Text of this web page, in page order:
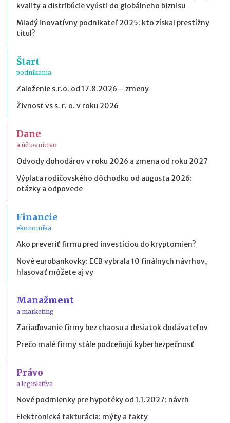
kvality a distribúcie vyústi do globálneho biznisu
Mladý inovatívny podnikateľ 2025: kto získal prestížny
titul?
Štart
podnikania
Založenie s.r.o. od 17.8.2026 – zmeny
Živnosť vs s. r. o. v roku 2026
Dane
a účtovníctvo
Odvody dohodárov v roku 2026 a zmena od roku 2027
Výplata rodičovského dôchodku od augusta 2026:
otázky a odpovede
Financie
ekonomika
Ako preveriť firmu pred investíciou do kryptomien?
Nové eurobankovky: ECB vybrala 10 finálnych návrhov,
hlasovať môžete aj vy
Manažment
a marketing
Zariaďovanie firmy bez chaosu a desiatok dodávateľov
Prečo malé firmy stále podceňujú kyberbezpečnosť
Právo
a legislatíva
Nové podmienky pre hypotéky od 1.1.2027: návrh
Elektronická fakturácia: mýty a fakty